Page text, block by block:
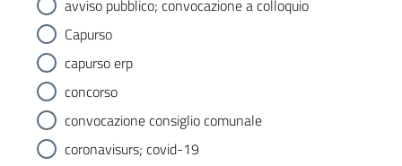
avviso pubblico; convocazione a colloquio
Capurso
capurso erp
concorso
convocazione consiglio comunale
coronavisurs; covid-19